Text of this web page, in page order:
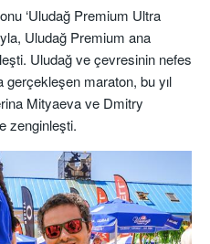
‘Uludağ Premium Ultra
Uludağ Premium ana
Uludağ ve çevresinin nefes
gerçekleşen maraton, bu yıl
Mityaevave Dmitry
zenginleşti.